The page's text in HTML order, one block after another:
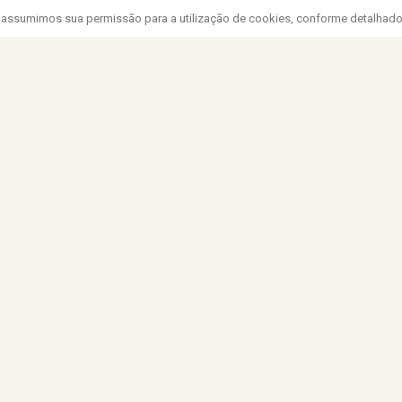
sua permissão para a utilização de cookies, conforme
#19 (no title)
#10 (no title)
#14